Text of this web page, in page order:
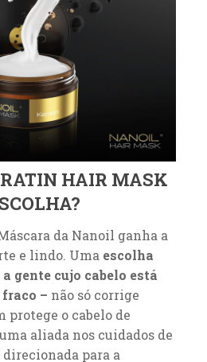
HAIR MASK
da Nanoil ganha a
e lindo. Uma escolha
gente cujo cabelo está
fraco – não só corrige
protege o cabelo de
aliada nos cuidados de
para a